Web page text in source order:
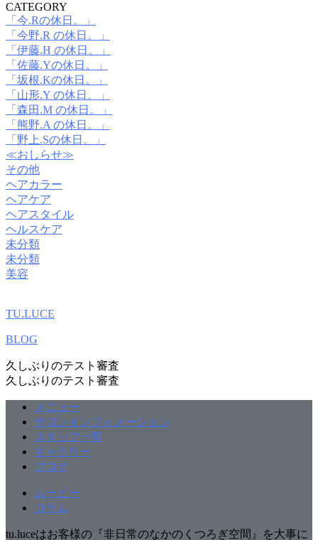
CATEGORY
「今.Rの休日。」
「今野.R の休日。」
「伊藤.H の休日。」
「佐藤.Yの休日。」
「坂根.Kの休日。」
「山形.Y の休日。」
「森田.M の休日。」
「熊野.A の休日。」
「野上.Sの休日。」
≪おしらせ≫
その他
ヘアカラー
ヘアケア
ヘアスタイル
ヘルスケア
未分類
未分類
美容
TU.LUCE
BLOG
久しぶりのテスト審査
久しぶりのテスト審査
メニュー
サロンインフォメーション
スタッフ一覧
ギャラリー
ブログ
ムービー
コラム
tu.luceはお客様の『非日常のなかのくつろぎ空間』を大事に